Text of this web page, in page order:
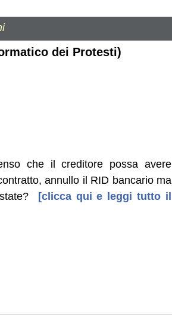
dei Protesti)
che il creditore possa avere
annullo il RID bancario ma
[clicca qui e leggi tutto il